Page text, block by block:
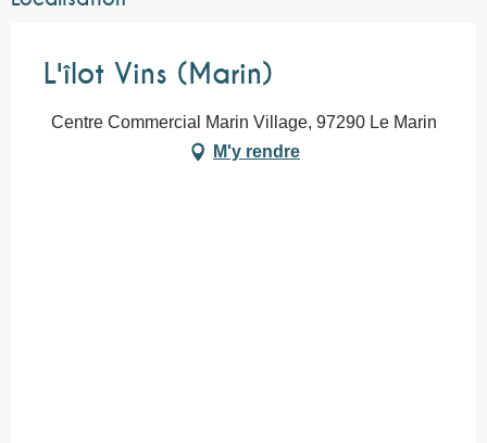
L'îlot Vins (Marin)
Centre Commercial Marin Village, 97290 Le Marin
M'y rendre